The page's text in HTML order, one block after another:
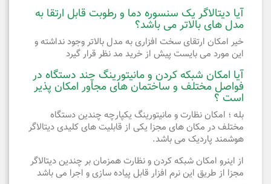
آیا دیتالاگر یک سنسوره دما و رطوبت قابل ارتقا به
مدل های بالاتر می باشد؟
خیر امکان ارتقای سخت افزاری به مدل بالاتر وجود نداشته و
این مورد می بایست پیش از خرید مد نظر قرار گیرد
آیا امکان شبکه کردن و مانیتورینگ چند دستگاه در
فواصل مختلف و ساختمان های مجاور امکان پذیر
است ؟
بله ؛ امکان نظارت و مانیتورینگ یکپارچه چندین دستگاه
مختلف در مکان های مجزا یکی از قابلیت های کلیدی دیتالاگر
هوشمند پاردیک می باشد.
از اینرو امکان شبکه کردن و نظارت همزمان بر چندین دیتالاگر
مجزا از طریق این نرم افزار قابل پیاده سازی و اجرا می باشد